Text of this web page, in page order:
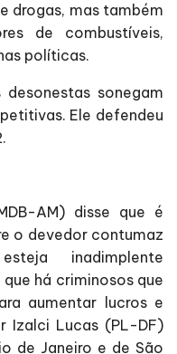
drogas, mas também
de combustíveis,
políticas.
sonegam
Ele defendeu
AM) disse que é
o devedor contumaz
inadimplente
há criminosos que
aumentar lucros e
Izalci Lucas (PL-DF)
de Janeiro e de São